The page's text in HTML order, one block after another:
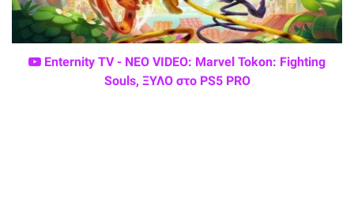
Enternity TV - ΝΕΟ VIDEO: Marvel Tokon: Fighting
Souls, ΞΥΛΟ στο PS5 PRO